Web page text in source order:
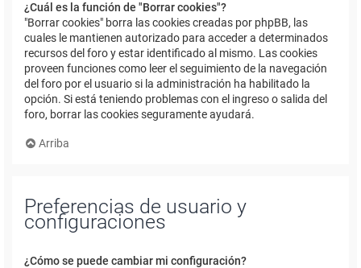
¿Cuál es la función de "Borrar cookies"?
"Borrar cookies" borra las cookies creadas por phpBB, las
cuales le mantienen autorizado para acceder a determinados
recursos del foro y estar identificado al mismo. Las cookies
proveen funciones como leer el seguimiento de la navegación
del foro por el usuario si la administración ha habilitado la
opción. Si está teniendo problemas con el ingreso o salida del
foro, borrar las cookies seguramente ayudará.
Arriba
Preferencias de usuario y
configuraciones
¿Cómo se puede cambiar mi configuración?